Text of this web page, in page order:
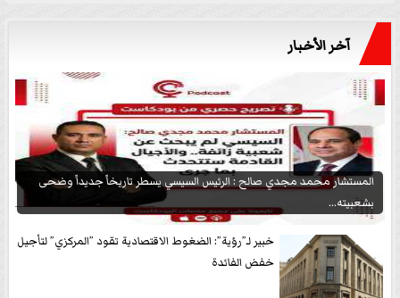
آخر الأخبار
المستشار محمد مجدي صالح : الرئيس السيسي يسطر تاريخاً جديداً وضحى
بشعبيته...
خبير لـ”رؤية”: الضغوط الاقتصادية تقود ”المركزي” لتأجيل
خفض الفائدة